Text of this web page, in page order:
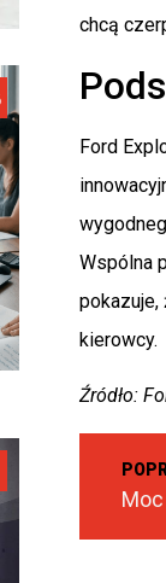
chcą
Ford
Wspólna
kierowcy.
Źródło: